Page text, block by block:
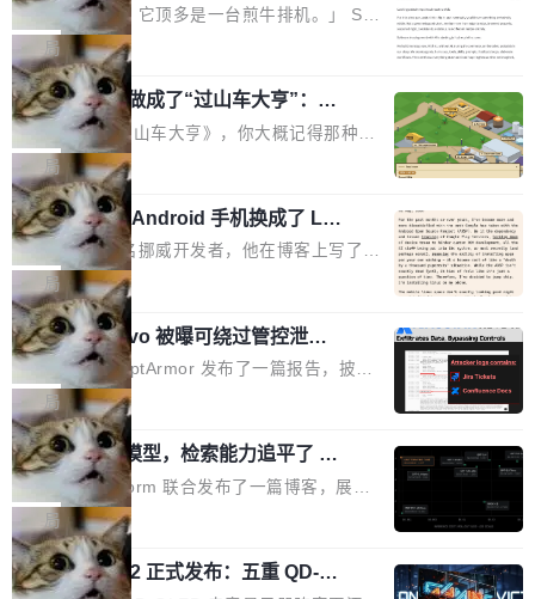
谱？Anthropic 在 1053 名付费用户中做了一项
对照实验，人为审核只抓到了 13.6% 的危险命
令，而自动模式抓到了 89%。自动模式拦截了 8
00 条人类审批通过的指令，人类只拦截了 6 条
自动模式放过的指令。更令人担忧的是，随着会
话变长，人类的检测率从早期的约 17% 下降到
50 轮后的约 5%——人会疲劳，机器不会。 第
二组：出了事有多严重？在 5-6 月标记的...
了厨师
「AI 不是厨师。它顶多是一台煎牛排机。」 Ser
hii Sydorets 写了一篇博客，把 AI 辅助编程比作
煎牛排——任何人都能把肉扔进锅里弄熟，但要
稳定产出真正好的结果，需要真正的理解。机器
能按食谱重复操作、规模化产出，但它不知道你
脑子里到底想要什么，除非你把想法翻译成明确
的需求。 文章的核心论点很简单：AI 让你更
快，但快不等于好。 它能自动化重复劳动、生成
代码起点、解释逻辑，但它经常自信地给出错误
结果——「一块焦炭，上面放了一枝百里香，然
后告诉你这是三分熟。」 判断力仍然是不可替代
的。AI「不能替你定义什么是好，不能决定哪些
取舍可以接受」，也看不出来什么时候结果在技
术上正确、但方向完...
局
他把芯片制造做成了“过山车大亨”：一
个浏览器里的半导体工厂
如果你玩过《过山车大亨》，你大概记得那种俯
瞰视角——小人在公园里走来走去，游乐设施运
转着，一切都在你的注视下运行。现在想象同样
的视角，但公园里不是过山车，而是一座完整的
芯片制造工厂。 这就是 Chip Tycoon。 一个黄
色的小车载着一片硅晶圆，穿过 20 栋建筑，从
石英砂一路走到封装好的芯片。晶圆在每一站都
会发生肉眼可见的变化——长晶体、抛光、涂光
刻胶、蚀刻、离子注入、铜互联。公园中央是一
个环形路线，因为芯片制造需要把光刻流程重复
大约 60 次，每次一层。动画里简化为 4 圈。 整
个项目只有一个 HTML 文件。没有构建步骤，没
有依赖，没有网络请求。屏幕上每个形状都是 C
anvas 上纯手...
局
一名开发者将 Android 手机换成了 Lin
ux，称“AOSP 已死”
Runarcn 是一名挪威开发者，他在博客上写了一
篇文章，标题很直白：《I'm switching my phon
e from Android to Linux》。 他的核心论点很简
单：AOSP（Android Open Source Project）
已经死了。不是技术上死了，而是作为一个真正
的开源项目死了。Google 把越来越多的核心功
能从 AOSP 移到了闭源的 Google Play Service
s 里，设备树和内核源码被厂商锁死，你能看到
代码但你改不了，改了也刷不进去。 为什么 AO
SP 不够用了 Runarcn 列举了几条他离开 Andro
id 的具体理由： Google Pla...
局
Atlassian Rovo 被曝可绕过管控泄露 J
ira 和 Confluence 数据，厂商两个月没
回复
安全公司 PromptArmor 发布了一篇报告，披露
Atlassian 的 AI agent Rovo 存在严重的数据泄
露漏洞：攻击者可以通过 indirect prompt inject
ion（间接提示注入）窃取整个 Atlassian 租户内
的 Jira 工单和 Confluence 文档，全程不需要任
何人工审批。 更值得注意的是，这个漏洞在 5
月 23 日就报告给了 Atlassian，两个多月过去
了，公司除了表示"感谢"并分配了一个 case nu
局
一个 4B 开源模型，检索能力追平了 G
PT-5.6 Sol，成本降到 1/100
Neon 和 Castform 联合发布了一篇博客，展示
了一个惊人的结果：一个 4B 参数的开源模型，
经过 RL 后训练之后，在检索任务上的准确率追
平了 GPT-5.6 Sol，但每次请求的成本只有对方
局
技嘉 GO27Q32 正式发布：五重 QD-OL